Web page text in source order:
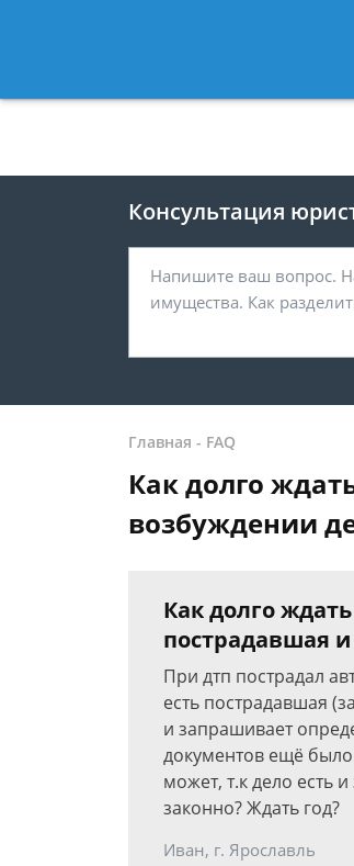
Консультация
Главная - FAQ
Как долго
возбуждении
Как долго
пострадавшая
При дтп пострадал
есть пострадавшая
и запрашивает
документов ещё было
может, т.к дело есть
законно? Ждать год?
Иван, г. Ярославль